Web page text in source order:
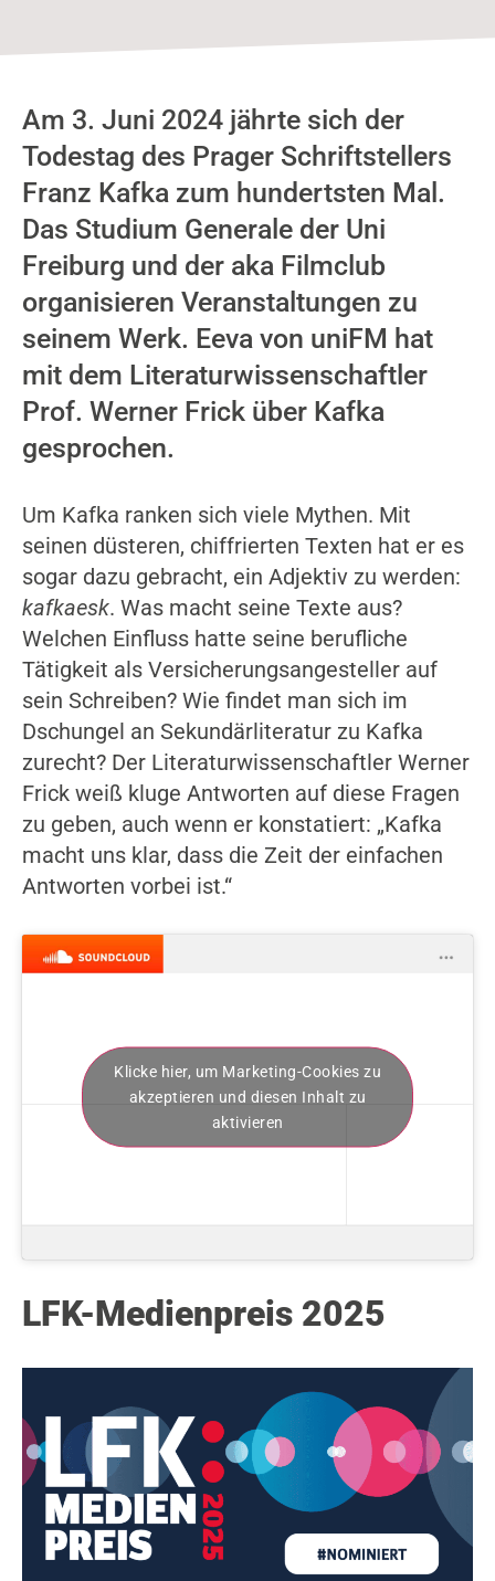
Am 3. Juni 2024 jährte sich der
Todestag des Prager Schriftstellers
Franz Kafka zum hundertsten Mal.
Das Studium Generale der Uni
Freiburg und der aka Filmclub
organisieren Veranstaltungen zu
seinem Werk. Eeva von uniFM hat
mit dem Literaturwissenschaftler
Prof. Werner Frick über Kafka
gesprochen.
Um Kafka ranken sich viele Mythen. Mit
seinen düsteren, chiffrierten Texten hat er es
sogar dazu gebracht, ein Adjektiv zu werden:
kafkaesk. Was macht seine Texte aus?
Welchen Einfluss hatte seine berufliche
Tätigkeit als Versicherungsangesteller auf
sein Schreiben? Wie findet man sich im
Dschungel an Sekundärliteratur zu Kafka
zurecht? Der Literaturwissenschaftler Werner
Frick weiß kluge Antworten auf diese Fragen
zu geben, auch wenn er konstatiert: „Kafka
macht uns klar, dass die Zeit der einfachen
Antworten vorbei ist.“
Klicke hier, um Marketing-Cookies zu
akzeptieren und diesen Inhalt zu
aktivieren
LFK-Medienpreis 2025